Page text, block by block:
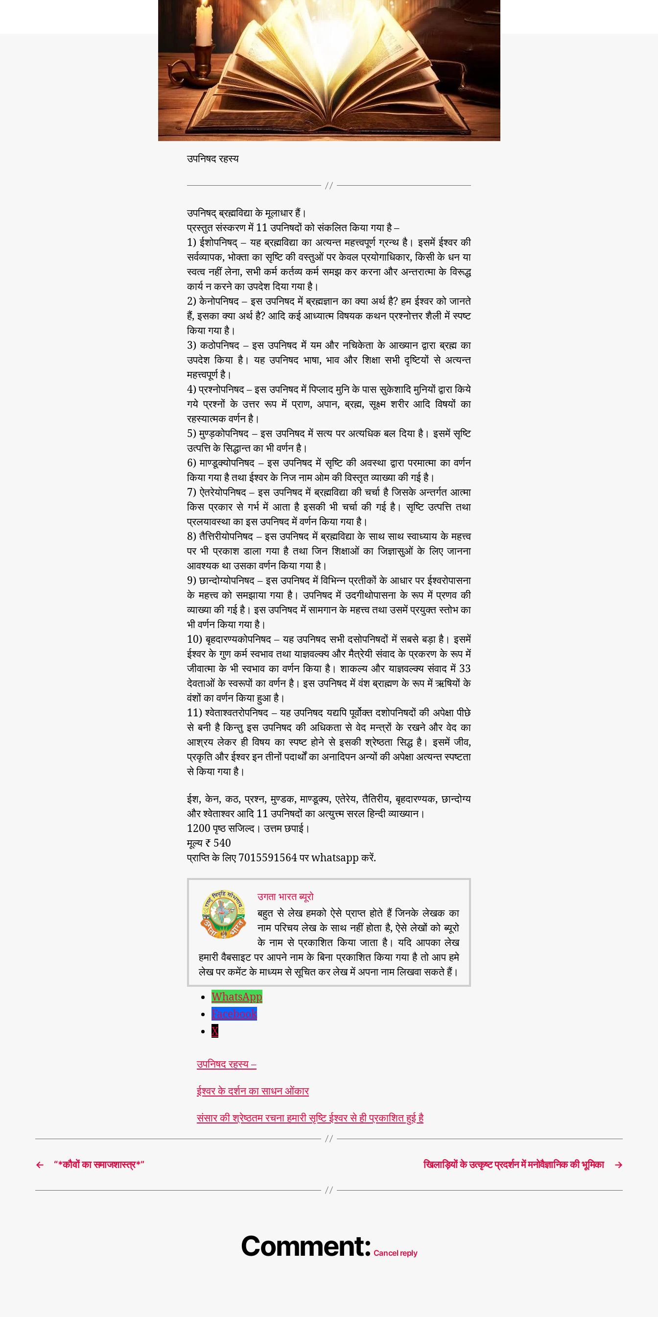
r
ह्म
धा
र
हैं
उपनिषद रहस्य
उपनिषद् ब्रह्मविद्या के मूलाधार हैं।
प्रस्तुत संस्करण में 11 उपनिषदों को संकलित किया गया है –
1) ईशोपनिषद् – यह ब्रह्मविद्या का अत्यन्त महत्त्वपूर्ण ग्रन्थ है। इसमें ईश्वर की
सर्वव्यापक, भोक्ता का सृष्टि की वस्तुओं पर केवल प्रयोगाधिकार, किसी के धन या
स्वत्व नहीं लेना, सभी कर्म कर्तव्य कर्म समझ कर करना और अन्तरात्मा के विरूद्ध
कार्य न करने का उपदेश दिया गया है।
2) केनोपनिषद – इस उपनिषद में ब्रह्मज्ञान का क्या अर्थ है? हम ईश्वर को जानते
हैं, इसका क्या अर्थ है? आदि कई आध्यात्म विषयक कथन प्रश्नोत्तर शैली में स्पष्ट
किया गया है।
3) कठोपनिषद – इस उपनिषद में यम और नचिकेता के आख्यान द्वारा ब्रह्म का
उपदेश किया है। यह उपनिषद भाषा, भाव और शिक्षा सभी दृष्टियों से अत्यन्त
महत्त्वपूर्ण है।
4) प्रश्नोपनिषद – इस उपनिषद में पिप्लाद मुनि के पास सुकेशादि मुनियों द्वारा किये
गये प्रश्नों के उत्तर रूप में प्राण, अपान, ब्रह्म, सूक्ष्म शरीर आदि विषयों का
रहस्यात्मक वर्णन है।
5) मुण्ड़कोपनिषद – इस उपनिषद में सत्य पर अत्यधिक बल दिया है। इसमें सृष्टि
उत्पत्ति के सिद्धान्त का भी वर्णन है।
6) माण्डूक्योपनिषद – इस उपनिषद में सृष्टि की अवस्था द्वारा परमात्मा का वर्णन
किया गया है तथा ईश्वर के निज नाम ओम की विस्तृत व्याख्या की गई है।
7) ऐतरेयोपनिषद – इस उपनिषद में ब्रह्मविद्या की चर्चा है जिसके अन्तर्गत आत्मा
किस प्रकार से गर्भ में आता है इसकी भी चर्चा की गई है। सृष्टि उत्पत्ति तथा
प्रलयावस्था का इस उपनिषद में वर्णन किया गया है।
8) तैत्तिरीयोपनिषद – इस उपनिषद में ब्रह्मविद्या के साथ साथ स्वाध्याय के महत्त्व
पर भी प्रकाश डाला गया है तथा जिन शिक्षाओं का जिज्ञासुओं के लिए जानना
आवश्यक था उसका वर्णन किया गया है।
9) छान्दोग्योपनिषद – इस उपनिषद में विभिन्न प्रतीकों के आधार पर ईश्वरोपासना
के महत्त्व को समझाया गया है। उपनिषद में उदगीथोपासना के रूप में प्रणव की
व्याख्या की गई है। इस उपनिषद में सामगान के महत्त्व तथा उसमें प्रयुक्त स्तोभ का
भी वर्णन किया गया है।
10) बृहदारण्यकोपनिषद – यह उपनिषद सभी दसोपनिषदों में सबसे बड़ा है। इसमें
ईश्वर के गुण कर्म स्वभाव तथा याज्ञवल्क्य और मैत्रेयी संवाद के प्रकरण के रूप में
जीवात्मा के भी स्वभाव का वर्णन किया है। शाकल्य और याज्ञवल्क्य संवाद में 33
देवताओं के स्वरूपों का वर्णन है। इस उपनिषद में वंश ब्राह्मण के रूप में ऋषियों के
वंशों का वर्णन किया हुआ है।
11) श्वेताश्वतरोपनिषद – यह उपनिषद यद्यपि पूर्वोक्त दशोपनिषदों की अपेक्षा पीछे
से बनी है किन्तु इस उपनिषद की अधिकता से वेद मन्त्रों के रखने और वेद का
आश्रय लेकर ही विषय का स्पष्ट होने से इसकी श्रेष्ठता सिद्ध है। इसमें जीव,
प्रकृति और ईश्वर इन तीनों पदार्थों का अनादिपन अन्यों की अपेक्षा अत्यन्त स्पष्टता
से किया गया है।
ईश, केन, कठ, प्रश्न, मुण्डक, माण्डूक्य, एतेरेय, तैतिरीय, बृहदारण्यक, छान्दोग्य
और श्वेताश्वर आदि 11 उपनिषदों का अत्युत्त्म सरल हिन्दी व्याख्यान।
1200 पृष्ठ सजिल्द। उत्तम छपाई।
मूल्य ₹ 540
प्राप्ति के लिए 7015591564 पर whatsapp करें.
उगता भारत ब्यूरो
बहुत से लेख हमको ऐसे प्राप्त होते हैं जिनके लेखक का
नाम परिचय लेख के साथ नहीं होता है, ऐसे लेखों को ब्यूरो
के नाम से प्रकाशित किया जाता है। यदि आपका लेख
हमारी वैबसाइट पर आपने नाम के बिना प्रकाशित किया गया है तो आप हमे
लेख पर कमेंट के माध्यम से सूचित कर लेख में अपना नाम लिखवा सकते हैं।
WhatsApp
Facebook
X
उपनिषद रहस्य –
ईश्वर के दर्शन का साधन ओंकार
संसार की श्रेष्ठतम रचना हमारी सृष्टि ईश्वर से ही प्रकाशित हुई है
← “*कौवों का समाजशास्त्र*” →
खिलाड़ियों के उत्कृष्ट प्रदर्शन में मनोवैज्ञानिक की भूमिका
Comment: Cancel reply